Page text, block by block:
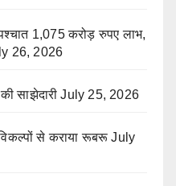
1,075 करोड़ रुपए लाभ,
26, 2026
साझेदारी July 25, 2026
से कराया रूबरू July